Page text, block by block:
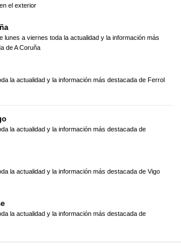
el exterior
lunes a viernes toda la actualidad y la información más
de A Coruña
la actualidad y la información más destacada de Ferrol
la actualidad y la información más destacada de
la actualidad y la información más destacada de Vigo
la actualidad y la información más destacada de